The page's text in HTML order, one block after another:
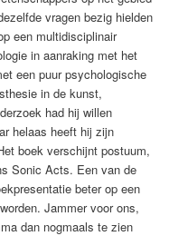
vragen bezig hielden
een multidisciplinair
in aanraking met het
een puur psychologische
in de kunst,
had hij willen
helaas heeft hij zijn
boek verschijnt postuum,
Sonic Acts. Een van de
beter op een
Jammer voor ons,
dan nogmaals te zien